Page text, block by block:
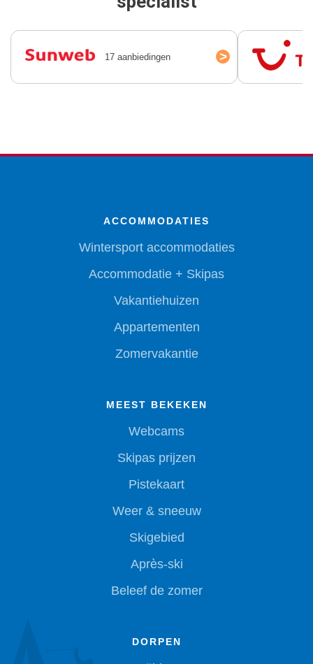
17 aanbiedingen >
ACCOMMODATIES
Wintersport accommodaties
Accommodatie + Skipas
Vakantiehuizen
Appartementen
Zomervakantie
MEEST BEKEKEN
Webcams
Skipas prijzen
Pistekaart
Weer & sneeuw
Skigebied
Après-ski
Beleef de zomer
DORPEN